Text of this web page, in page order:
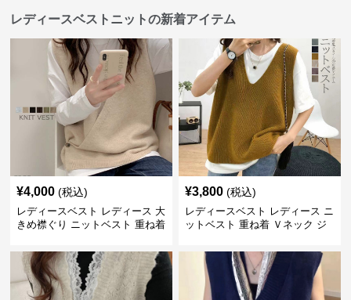
レディースベストニットの新着アイテム
¥4,000 (税込)
レディースベスト レディース 大
きめ襟ぐり ニットベスト 重ね着
¥3,800 (税込)
レディースベスト レディース ニ
ットベスト 重ね着 Ｖネック ジ